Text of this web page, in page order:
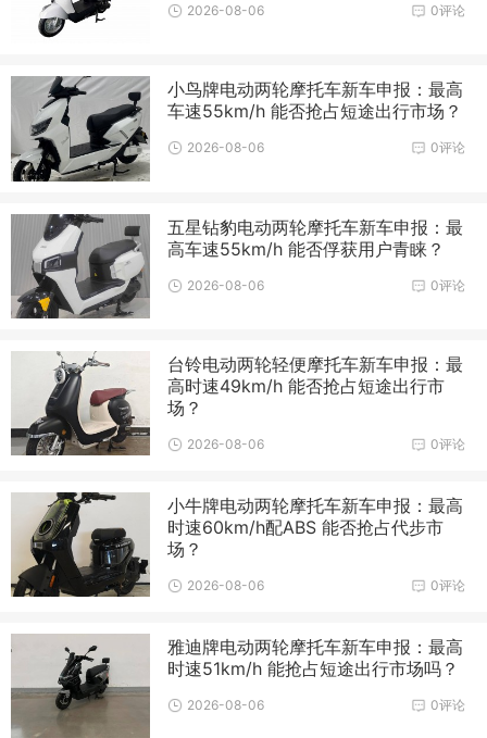
0评论
2026-08-06
小鸟牌电动两轮摩托车新车申报：最高
车速55km/h 能否抢占短途出行市场？
0评论
2026-08-06
五星钻豹电动两轮摩托车新车申报：最
高车速55km/h 能否俘获用户青睐？
0评论
2026-08-06
台铃电动两轮轻便摩托车新车申报：最
高时速49km/h 能否抢占短途出行市
场？
0评论
2026-08-06
小牛牌电动两轮摩托车新车申报：最高
时速60km/h配ABS 能否抢占代步市
场？
0评论
2026-08-06
雅迪牌电动两轮摩托车新车申报：最高
时速51km/h 能抢占短途出行市场吗？
0评论
2026-08-06